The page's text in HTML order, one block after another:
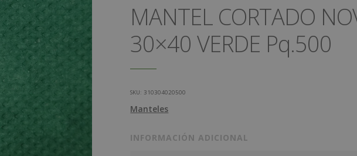
MANTEL CORTADO
30×40 VERDE Pq.500
SKU: 310304020500
Manteles
INFORMACIÓN ADICIONAL